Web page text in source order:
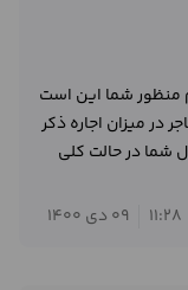
منظور شما این است
در میزان اجاره ذکر
شما در حالت کلی
11:28
09 دی 1400